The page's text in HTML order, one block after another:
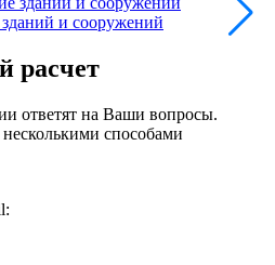
зданий и сооружений
расчет
ответят на Ваши вопросы.
способами